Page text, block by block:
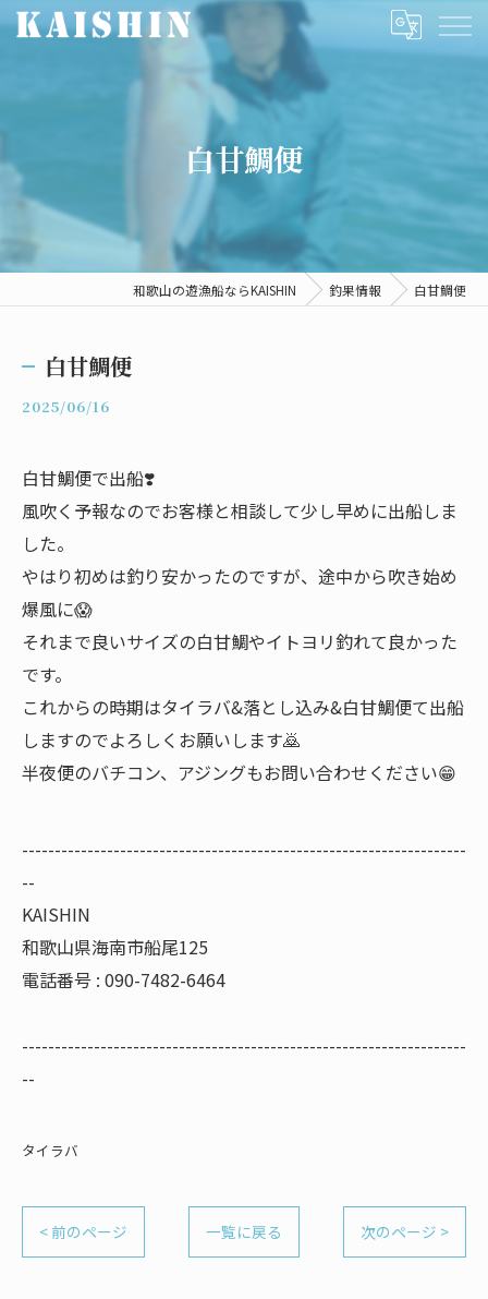
白甘鯛便
和歌山の遊漁船ならKAISHIN 釣果情報 白甘鯛便
白甘鯛便
2025/06/16
白甘鯛便で出船❣️
風吹く予報なのでお客様と相談して少し早めに出船しま
した。
やはり初めは釣り安かったのですが、途中から吹き始め
爆風に😱
それまで良いサイズの白甘鯛やイトヨリ釣れて良かった
です。
これからの時期はタイラバ&落とし込み&白甘鯛便て出船
しますのでよろしくお願いします🙇
半夜便のバチコン、アジングもお問い合わせください😁
--------------------------------------------------------------------
--
KAISHIN
和歌山県海南市船尾125
電話番号 : 090-7482-6464
--------------------------------------------------------------------
--
タイラバ
< 前のページ 一覧に戻る 次のページ >